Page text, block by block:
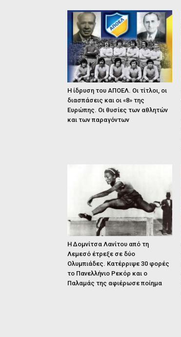
Η ίδρυση του ΑΠΟΕΛ. Οι τίτλοι, οι
διασπάσεις και οι «8» της
Ευρώπης. Οι θυσίες των αθλητών
και των παραγόντων
Η Δομνίτσα Λανίτου από τη
Λεμεσό έτρεξε σε δύο
Ολυμπιάδες. Κατέρριψε 30 φορές
το Πανελλήνιο Ρεκόρ και ο
Παλαμάς της αφιέρωσε ποίημα